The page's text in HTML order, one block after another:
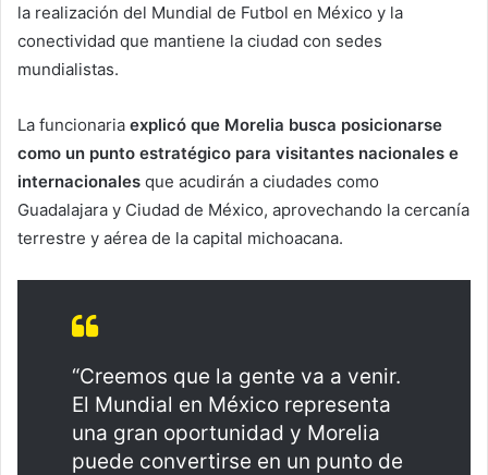
la realización del Mundial de Futbol en México y la
conectividad que mantiene la ciudad con sedes
mundialistas.
La funcionaria explicó que Morelia busca posicionarse
como un punto estratégico para visitantes nacionales e
internacionales que acudirán a ciudades como
Guadalajara y Ciudad de México, aprovechando la cercanía
terrestre y aérea de la capital michoacana.
“Creemos que la gente va a venir.
El Mundial en México representa
una gran oportunidad y Morelia
puede convertirse en un punto de